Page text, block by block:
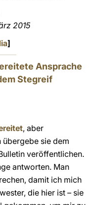
2015
]
Ansprache
Stegreif
, aber
sie dem
veröffentlichen.
antworten. Man
damit ich mich
die hier ist – sie